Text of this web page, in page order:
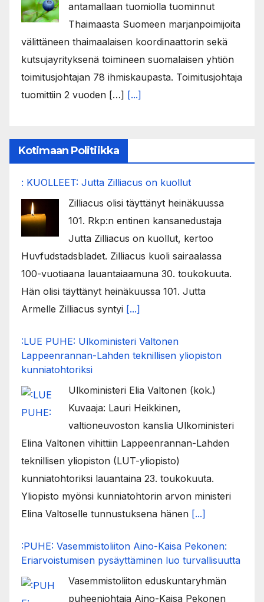
antamallaan tuomiolla tuominnut
Thaimaasta Suomeen marjanpoimijoita
välittäneen thaimaalaisen koordinaattorin sekä
kutsujayrityksenä toimineen suomalaisen yhtiön
toimitusjohtajan 78 ihmiskaupasta. Toimitusjohtaja
tuomittiin 2 vuoden […] [...]
Kotimaan Politiikka
: KUOLLEET: Jutta Zilliacus on kuollut
Zilliacus olisi täyttänyt heinäkuussa
101. Rkp:n entinen kansanedustaja
Jutta Zilliacus on kuollut, kertoo
Huvfudstadsbladet. Zilliacus kuoli sairaalassa
100-vuotiaana lauantaiaamuna 30. toukokuuta.
Hän olisi täyttänyt heinäkuussa 101. Jutta
Armelle Zilliacus syntyi [...]
:LUE PUHE: Ulkoministeri Valtonen
Lappeenrannan-Lahden teknillisen yliopiston
kunniatohtoriksi
Ulkoministeri Elia Valtonen (kok.)
Kuvaaja: Lauri Heikkinen,
valtioneuvoston kanslia Ulkoministeri
Elina Valtonen vihittiin Lappeenrannan-Lahden
teknillisen yliopiston (LUT-yliopisto)
kunniatohtoriksi lauantaina 23. toukokuuta.
Yliopisto myönsi kunniatohtorin arvon ministeri
Elina Valtoselle tunnustuksena hänen [...]
:PUHE: Vasemmistoliiton Aino-Kaisa Pekonen:
Eriarvoistumisen pysäyttäminen luo turvallisuutta
Vasemmistoliiton eduskuntaryhmän
puheenjohtaja Aino-Kaisa Pekonen